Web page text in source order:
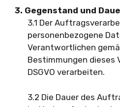
3. Gegenstand und
3.1 Der
personenbezogene
Verantwortlichen
Bestimmungen dieses
DSGVO verarbeiten.
3.2 Die Dauer des